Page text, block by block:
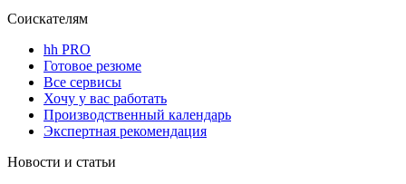
Соискателям
hh PRO
Готовое резюме
Все сервисы
Хочу у вас работать
Производственный календарь
Экспертная рекомендация
Новости и статьи